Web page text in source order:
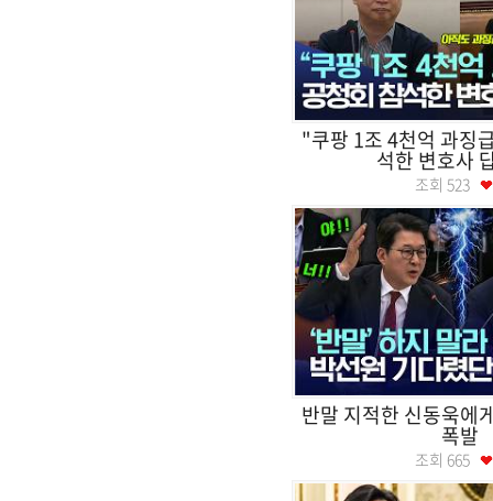
"쿠팡 1조 4천억 과징
석한 변호사
조회 523
반말 지적한 신동욱에
폭발
조회 665